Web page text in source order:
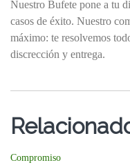
Nuestro Bufete pone a tu
casos de éxito. Nuestro
máximo: te resolvemos
discrección y entrega.
Compromiso